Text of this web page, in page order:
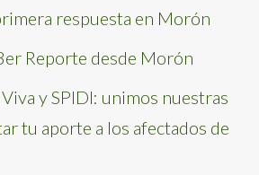
respuesta en Morón
Reporte desde Morón
y SPIDI: unimos nuestras
tu aporte a los afectados de